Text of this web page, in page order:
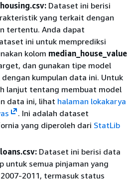
Dataset ini berisi
yang terkait dengan
tertentu. Anda dapat
ini untuk memprediksi
kolom median_house_value
dan gunakan tipe model
kumpulan data ini. Untuk
lanjut tentang membuat model
data ini, lihat halaman lokakarya
. Ini adalah dataset
yang diperoleh dari StatLib
Dataset ini berisi data
untuk semua pinjaman yang
2011, termasuk status